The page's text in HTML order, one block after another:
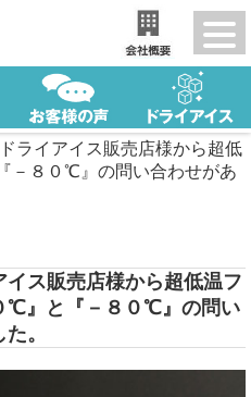
ライアイス販売店様から超低
－８０℃』の問い合わせがあ
イス販売店様から超低温フ
℃』と『－８０℃』の問い
。